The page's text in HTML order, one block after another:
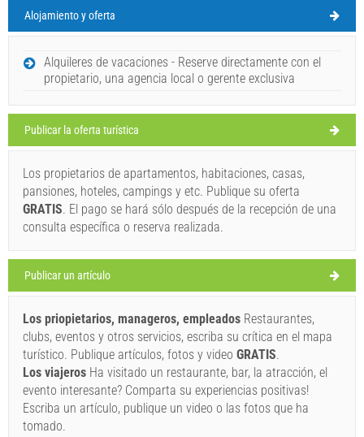
Milna Pronóstico del tiempo
VIERNES
Croacia Isla de Hvar
33°C
cielo claro
Velocidad del viento: 5.79 km/h
sábado,
8/8/26 33°C cielo claro
domingo,
9/8/26 27°C cielo claro
lunes,
Tiki (Bar / Pub) Milna
Ivan Nane (Facebook page)
WORKING HOURS
Debe visitar(/) Visitar(/) Omita(/)
Alojamiento y oferta
Alquileres de vacaciones - Reserve directamente con el
propietario, una agencia local o gerente exclusiva
Publicar la oferta turística
Los propietarios de apartamentos, habitaciones, casas,
pansiones, hoteles, campings y etc. Publique su oferta
GRATIS. El pago se hará sólo después de la recepción de una
consulta específica o reserva realizada.
Publicar un artículo
Los priopietarios, manageros, empleados Restaurantes,
clubs, eventos y otros servicios, escriba su crítica en el mapa
turístico. Publique artículos, fotos y video GRATIS.
Los viajeros Ha visitado un restaurante, bar, la atracción, el
evento interesante? Comparta su experiencias positivas!
Escriba un artículo, publique un video o las fotos que ha
tomado.